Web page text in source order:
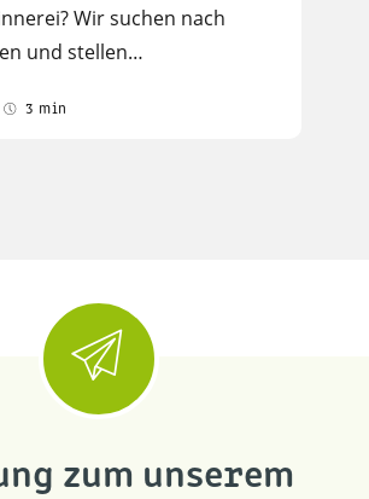
Wir suchen nach
und stellen…
3 min
zum unserem